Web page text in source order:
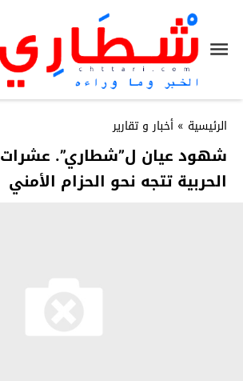
الرئيسية » أخبار و تقارير
شهود عيان ل”شطاري”. عشرات
الحربية تتجه نحو الحزام الأمني